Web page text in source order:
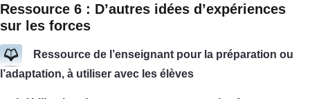
Ressource 6 : D’autres idées d’expériences
sur les forces
Ressource de l’enseignant pour la préparation ou
l’adaptation, à utiliser avec les élèves